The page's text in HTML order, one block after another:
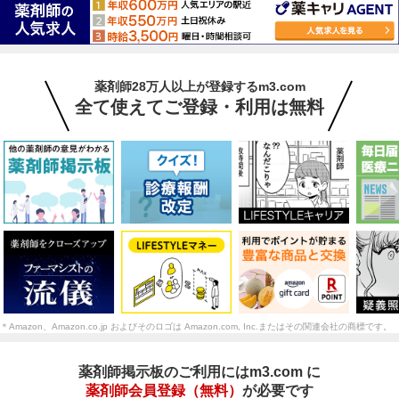
薬剤師28万人以上が登録するm3.com
全て使えてご登録・利用は無料
＊Amazon、Amazon.co.jp およびそのロゴは Amazon.com, Inc.またはその関連会社の商標です。
薬剤師掲示板のご利用にはm3.com に
薬剤師会員登録（無料） が必要です